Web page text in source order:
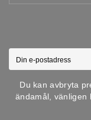
Du kan avbryta
ändamål, vänligen